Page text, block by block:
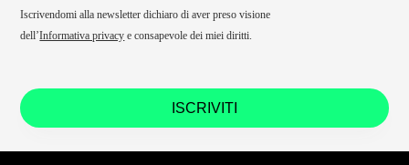
ISCRIVITI
Iscrivendomi alla newsletter dichiaro di aver preso visione
dell’Informativa privacy e consapevole dei miei diritti.